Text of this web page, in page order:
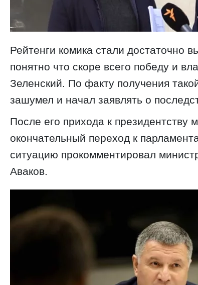
Рейтенги комика стали достаточно
понятно что скоре всего победу и
Зеленский. По факту получения
зашумел и начал заявлять о
После его прихода к президентству
окончательный переход к
ситуацию прокомментировал
Аваков.